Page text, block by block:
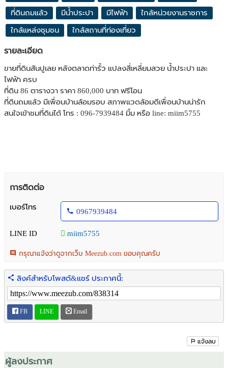
ที่ดินถมแล้ว มีน้ำประปา มีไฟฟ้า ใกล้หน่วยงานราชการ
ใกล้แหล่งชุมชน ใกล้สถานที่ท่องเที่ยว
รายละเอียด
ขายที่ดินสันปูเลย หลังตลาดท่ารั้ว แปลงสี่เหลี่ยมสวย น้ำประปา และ
ไฟฟ้า ครบ
ที่ดิน 86 ตารางวา ราคา 860,000 บาท ฟรีโอน
ที่ดินถมแล้ว มีเพื่อนบ้านล้อมรอบ สภาพแวดล้อมดีเพื่อนบ้านน่ารัก
สนใจเข้าชมที่ดินได้ โทร : 096-7939484 มิ้ม หรือ line: miim5755
การติดต่อ
เบอร์โทร
0967939484
LINE ID miim5755
กรุณาแจ้งว่าดูจากเว็บ Meezub.com ขอบคุณครับ
ลิงค์สำหรับโพสต์&แชร์ ประกาศนี้:
FB LINE Email
แจ้งลบ
ผู้ลงประกาศ